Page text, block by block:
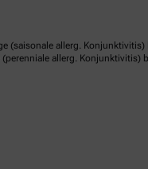
(saisonale allerg. Konjunktivitis)
allerg. Konjunktivitis)